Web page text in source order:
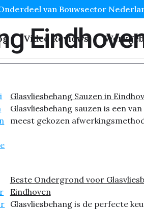
van Bouwsector
Video Reviews
Glasvliesbehang Sauzen in
Glasvliesbehang sauzen is een van
meest gekozen
Beste Ondergrond voor
Eindhoven
Glasvliesbehang is de perfecte